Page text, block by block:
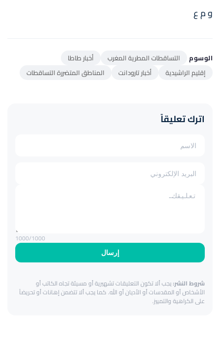
و م ع
الوسوم التساقطات المطرية المغرب
أخبار طاطا
إقليم الراشيدية
أخبار تارودانت المناطق المتضررة التساقطات
اترك تعليقاً
إرسال
1000/1000
شروط النشر:يجب ألا تكون التعليقات تشهيرية أو مسيئة تجاه الكاتب أو
الأشخاص أو المقدسات أو الأديان أو الله. كما يجب ألا تتضمن إهانات أو تحريضاً
على الكراهية والتمييز.